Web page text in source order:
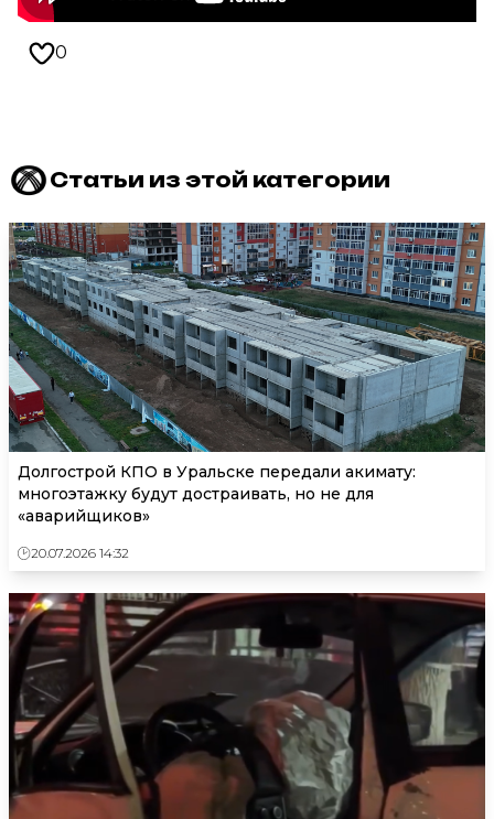
0
Статьи из этой категории
Долгострой КПО в Уральске передали акимату:
многоэтажку будут достраивать, но не для
«аварийщиков»
20.07.2026 14:32